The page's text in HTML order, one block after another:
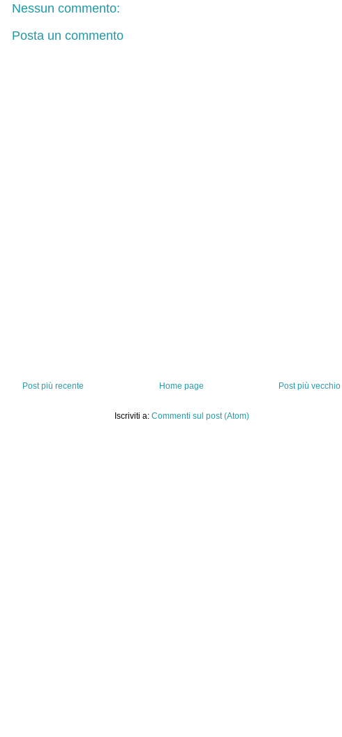
Nessun commento:
Posta un commento
Post più recente Post più vecchio
Home page
Iscriviti a: Commenti sul post (Atom)